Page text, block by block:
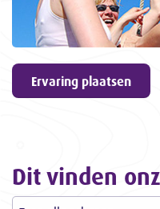
Ervaring plaatsen
Dit vinden